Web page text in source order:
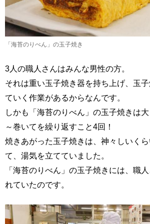
「海苔のりべん」の玉子焼き
3人の職人さんはみんな男性の方。
それは重い玉子焼き器を持ち上げ、玉
ていく作業があるからなんです。
しかも「海苔のりべん」の玉子焼きは
～巻いてを繰り返すこと4回！
焼きあがった玉子焼きは、神々しいく
て、湯気を立てていました。
「海苔のりべん」の玉子焼きには、職
れていたのです。